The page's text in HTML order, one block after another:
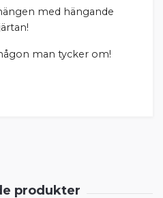
med hängande
man tycker om!